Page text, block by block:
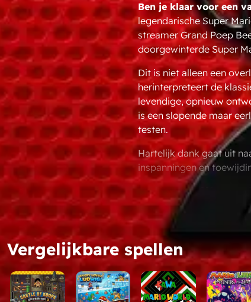
Ben je klaar voor een
legendarische Super
streamer Grand Poep
doorgewinterde Super
Dit is niet alleen een
herinterpreteert de
levendige, opnieuw
is een slopende maar
testen.
Hartelijk dank gaat uit
inspanningen en
Belangrijkste
Elite Kaizo
nauwkeurige
Speciaal eerbetoon:
Grand Poo Bear.
Aangepaste
Vergelijkbare spellen